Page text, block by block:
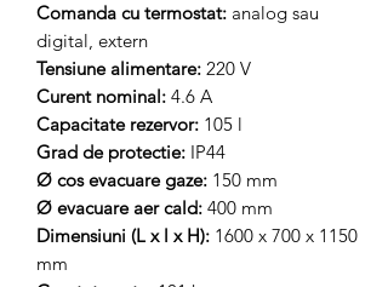
Comanda cu termostat: analog sau
digital, extern
Tensiune alimentare: 220 V
Curent nominal: 4.6 A
Capacitate rezervor: 105 l
Grad de protectie: IP44
Ø cos evacuare gaze: 150 mm
Ø evacuare aer cald: 400 mm
Dimensiuni (L x l x H): 1600 x 700 x 1150
mm